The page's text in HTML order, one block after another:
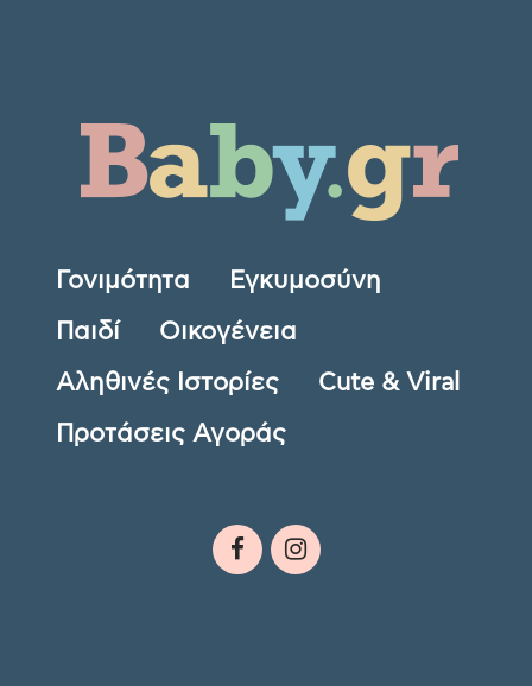
Γονιμότητα Εγκυμοσύνη
Παιδί Οικογένεια
Αληθινές Ιστορίες Cute & Viral
Προτάσεις Αγοράς